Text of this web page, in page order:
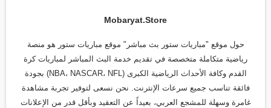
Mobaryat.store
حول موقع "مباريات ستور بث مباشر" موقع مباريات ستور هو منصة
رياضية متكاملة متخصصة في تقديم خدمة البث المباشر لمباريات كرة
القدم وكافة الأحداث الرياضية الكبرى (NBA، NASCAR، NFL) بجودة
فائقة تناسب جميع سرعات الإنترنت. نحن نسعى لتوفير تجربة مشاهدة
غامرة وسهلة للمشجع العربي، بعيداً عن التعقيد وبأقل قدر من الإعلانات